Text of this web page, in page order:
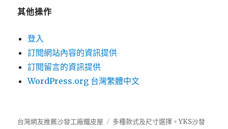
其他操作
登入
訂閱網站內容的資訊提供
訂閱留言的資訊提供
WordPress.org 台灣繁體中文
台灣網友推薦沙發工廠鐵皮屋 多種款式及尺寸選擇。YKS沙發